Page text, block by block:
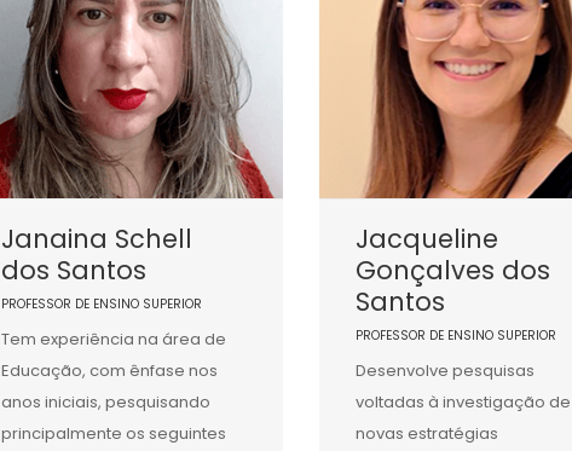
Janaina Schell
dos Santos
PROFESSOR DE ENSINO SUPERIOR
Tem experiência na área de
Educação, com ênfase nos
anos iniciais, pesquisando
principalmente os seguintes
Jacqueline
Gonçalves dos
Santos
PROFESSOR DE ENSINO SUPERIOR
Desenvolve pesquisas
voltadas à investigação de
novas estratégias